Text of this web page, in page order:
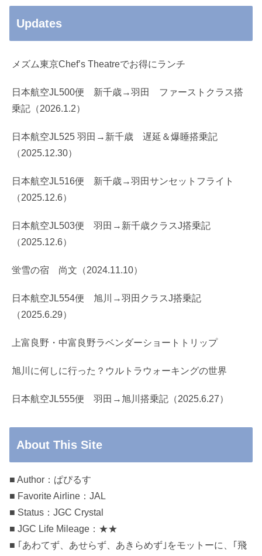
Updates
メズム東京Chef’s Theatreでお得にランチ
日本航空JL500便 新千歳→羽田 ファーストクラス搭
乗記（2026.1.2）
日本航空JL525 羽田→新千歳 遅延＆爆睡搭乗記
（2025.12.30）
日本航空JL516便 新千歳→羽田サンセットフライト
（2025.12.6）
日本航空JL503便 羽田→新千歳クラスJ搭乗記
（2025.12.6）
蛍雪の宿 尚文（2024.11.10）
日本航空JL554便 旭川→羽田クラスJ搭乗記
（2025.6.29）
上富良野・中富良野ラベンダーショートトリップ
旭川に何しに行った？ウルトラウォーキングの世界
日本航空JL555便 羽田→旭川搭乗記（2025.6.27）
About This Site
■ Author：ぱぴるす
■ Favorite Airline：JAL
■ Status：JGC Crystal
■ JGC Life Mileage：★★
■ ｢あわてず、あせらず、あきらめず｣をモットーに、｢飛